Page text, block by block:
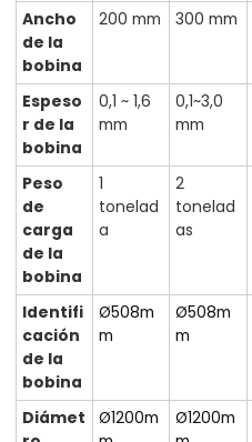
Ancho
de la
bobina
200 mm 300 mm
Espeso
r de la
bobina
0,1 ~ 1,6
mm
0,1~3,0
mm
Peso
de
carga
de la
bobina
1
tonelad
a
2
tonelad
as
Identifi
cación
de la
bobina
Ø508m
m
Ø508m
m
Diámet
Ø1200m
Ø1200m